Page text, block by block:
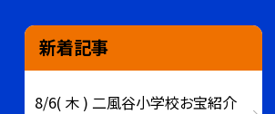
新着記事
8/6( 木 ) 二風谷小学校お宝紹介